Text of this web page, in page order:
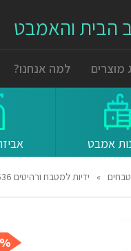
הבית והאמבט
מוצרים למה אנחנו?
אמבט
» ידיות למטבח ורהיטים 53636 מרחק ברגים 16 מ"מ חום עתיק F23 Mercury